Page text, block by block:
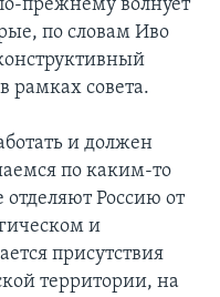
прежнему волнует
по словам Иво
рамках совета.
и должен
по каким-то
Россию от
и
присутствия
территории, на